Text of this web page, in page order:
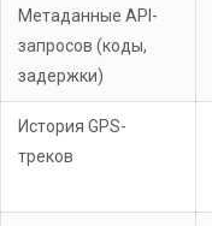
Метаданные API-
запросов (коды,
задержки)
История GPS-
треков